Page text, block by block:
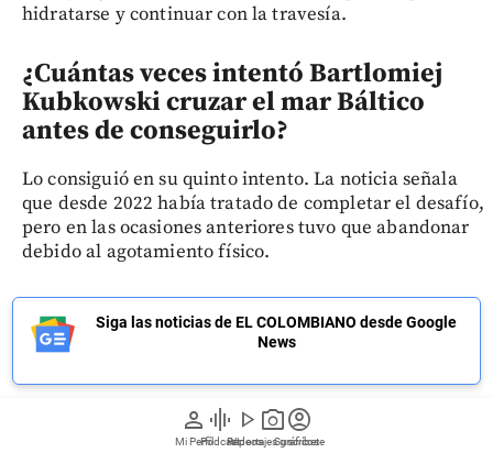
person
Mi Perfil
graphic_eq
Pódcast
play_arrow
Videos
photo_camera
Reportajes gráficos
account_circle
Suscríbete
hidratarse y continuar con la travesía.
¿Cuántas veces intentó Bartlomiej
Kubkowski cruzar el mar Báltico
antes de conseguirlo?
Lo consiguió en su quinto intento. La noticia señala
que desde 2022 había tratado de completar el desafío,
pero en las ocasiones anteriores tuvo que abandonar
debido al agotamiento físico.
Siga las noticias de EL COLOMBIANO desde Google
News